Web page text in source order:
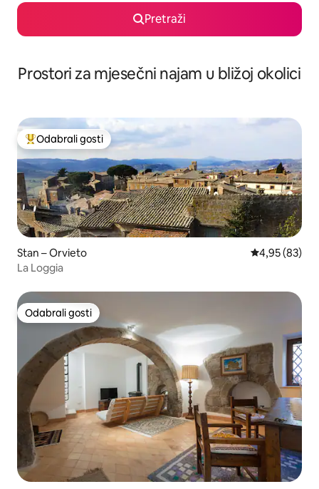
Pretraži
Prostori za mjesečni najam u bližoj okolici
Među najviše rangiranima s oznakom „Odabrali gosti”
Odabrali gosti
Stan – Orvieto Prosječna
4,95 (83)
La Loggia
Odabrali gosti
Odabrali gosti